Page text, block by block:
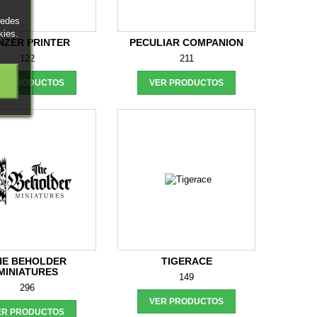
PRINTER
122
PRODUCTOS
PECULIAR COMPANION
211
VER PRODUCTOS
BEHOLDER
296
PRODUCTOS
TIGERACE
149
VER PRODUCTOS